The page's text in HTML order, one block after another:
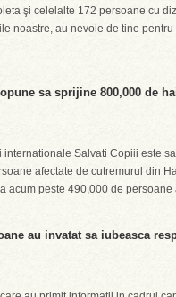
şi celelalte 172 persoane cu
noastre, au nevoie de tine
sa sprijine 800,000 de
Salvati Copiii este
afectate de cutremurul din
acum peste 490,000 de persoane
au invatat sa iubeasca